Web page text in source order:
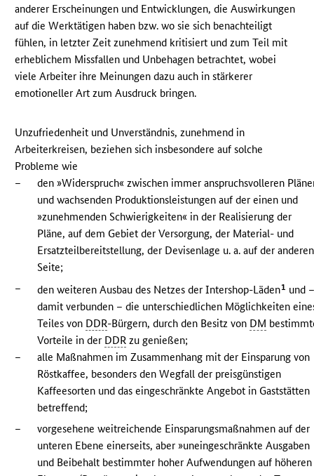
anderer Erscheinungen und Entwicklungen, die Auswirkungen
auf die Werktätigen haben bzw. wo sie sich benachteiligt
fühlen, in letzter Zeit zunehmend kritisiert und zum Teil mit
erheblichem Missfallen und Unbehagen betrachtet, wobei
viele Arbeiter ihre Meinungen dazu auch in stärkerer
emotioneller Art zum Ausdruck bringen.
Unzufriedenheit und Unverständnis, zunehmend in
Arbeiterkreisen, beziehen sich insbesondere auf solche
Probleme wie
–
den »Widerspruch« zwischen immer anspruchsvolleren
und wachsenden Produktionsleistungen auf der einen und
»zunehmenden Schwierigkeiten« in der Realisierung der
Pläne, auf dem Gebiet der Versorgung, der Material- und
Ersatzteilbereitstellung, der Devisenlage u. a. auf der anderen
Seite;
–
den weiteren Ausbau des Netzes der Intershop-Läden1 und
damit verbunden – die unterschiedlichen Möglichkeiten
Teiles von DDR-Bürgern, durch den Besitz von DM
Vorteile in der DDR zu genießen;
–
alle Maßnahmen im Zusammenhang mit der Einsparung von
Röstkaffee, besonders den Wegfall der preisgünstigen
Kaffeesorten und das eingeschränkte Angebot in Gaststätten
betreffend;
–
vorgesehene weitreichende Einsparungsmaßnahmen auf der
unteren Ebene einerseits, aber »uneingeschränkte Ausgaben
und Beibehalt bestimmter hoher Aufwendungen auf höheren